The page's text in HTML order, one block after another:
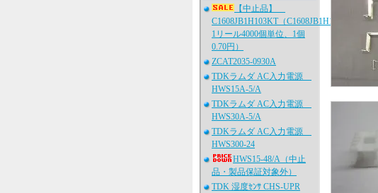
【中止品】
C1608JB1H103KT（C1608JB1H103K080AA、
1リール4000個単位、1個
0.70円）
ZCAT2035-0930A
TDKラムダ AC入力電源
HWS15A-5/A
TDKラムダ AC入力電源
HWS30A-5/A
TDKラムダ AC入力電源
HWS300-24
HWS15-48/A（中止
品・製品保証対象外）
TDK 湿度ｾﾝｻ CHS-UPR